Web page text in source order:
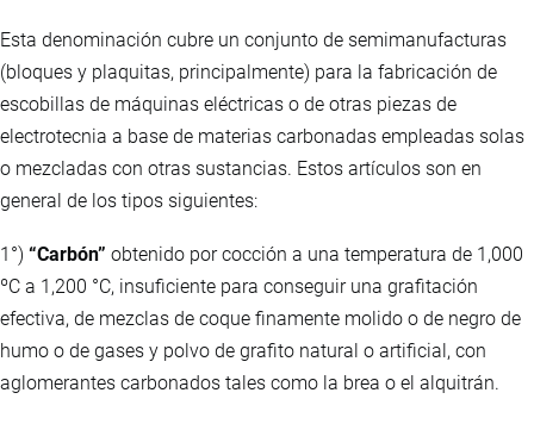
Esta denominación cubre un conjunto de semimanufacturas
(bloques y plaquitas, principalmente) para la fabricación de
escobillas de máquinas eléctricas o de otras piezas de
electrotecnia a base de materias carbonadas empleadas solas
o mezcladas con otras sustancias. Estos artículos son en
general de los tipos siguientes:
1°) “Carbón” obtenido por cocción a una temperatura de 1,000
ºC a 1,200 °C, insuficiente para conseguir una grafitación
efectiva, de mezclas de coque finamente molido o de negro de
humo o de gases y polvo de grafito natural o artificial, con
aglomerantes carbonados tales como la brea o el alquitrán.